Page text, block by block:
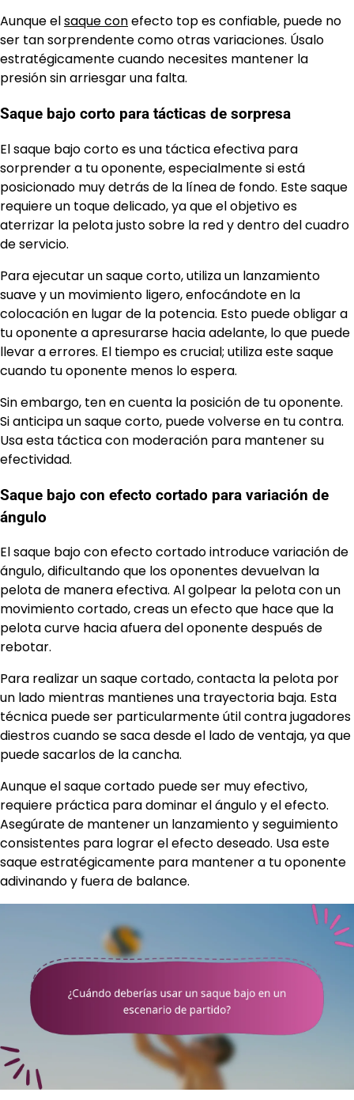
Aunque elsaque conefecto top es confiable, puede no
ser tan sorprendente como otras variaciones. Úsalo
estratégicamente cuando necesites mantener la
presión sin arriesgar una falta.
Saque bajo corto para tácticas de sorpresa
El saque bajo corto es una táctica efectiva para
sorprender a tu oponente, especialmente si está
posicionado muy detrás de la línea de fondo. Este saque
requiere un toque delicado, ya que el objetivo es
aterrizar la pelota justo sobre la red y dentro del cuadro
de servicio.
Para ejecutar un saque corto, utiliza un lanzamiento
suave y un movimiento ligero, enfocándote en la
colocación en lugar de la potencia. Esto puede obligar a
tu oponente a apresurarse hacia adelante, lo que puede
llevar a errores. El tiempo es crucial; utiliza este saque
cuando tu oponente menos lo espera.
Sin embargo, ten en cuenta la posición de tu oponente.
Si anticipa un saque corto, puede volverse en tu contra.
Usa esta táctica con moderación para mantener su
efectividad.
Saque bajo con efecto cortado para variación de
ángulo
El saque bajo con efecto cortado introduce variación de
ángulo, dificultando que los oponentes devuelvan la
pelota de manera efectiva. Al golpear la pelota con un
movimiento cortado, creas un efecto que hace que la
pelota curve hacia afuera del oponente después de
rebotar.
Para realizar un saque cortado, contacta la pelota por
un lado mientras mantienes una trayectoria baja. Esta
técnica puede ser particularmente útil contra jugadores
diestros cuando se saca desde el lado de ventaja, ya que
puede sacarlos de la cancha.
Aunque el saque cortado puede ser muy efectivo,
requiere práctica para dominar el ángulo y el efecto.
Asegúrate de mantener un lanzamiento y seguimiento
consistentes para lograr el efecto deseado. Usa este
saque estratégicamente para mantener a tu oponente
adivinando y fuera de balance.